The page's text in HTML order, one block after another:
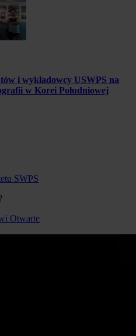
i wykładowcy USWPS na
w Korei Południowej
SWPS
Otwarte